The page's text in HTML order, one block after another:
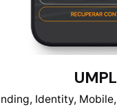
UMPL
Identity Mobile